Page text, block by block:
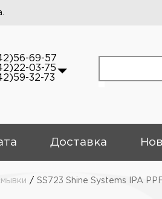
69-57
03-75
32-73
Доставка
/ SS723 Shine Systems IPA